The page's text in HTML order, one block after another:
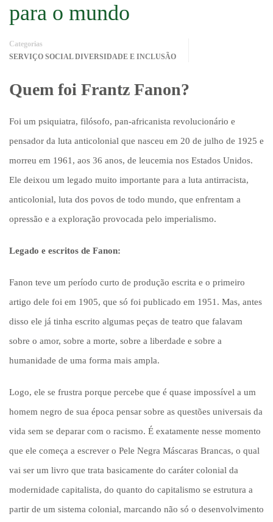
para o mundo
Categorias
SERVIÇO SOCIAL DIVERSIDADE E INCLUSÃO
Quem foi Frantz Fanon?
Foi um psiquiatra, filósofo, pan-africanista revolucionário e
pensador da luta anticolonial que nasceu em 20 de julho de 1925 e
morreu em 1961, aos 36 anos, de leucemia nos Estados Unidos.
Ele deixou um legado muito importante para a luta antirracista,
anticolonial, luta dos povos de todo mundo, que enfrentam a
opressão e a exploração provocada pelo imperialismo.
Legado e escritos de Fanon:
Fanon teve um período curto de produção escrita e o primeiro
artigo dele foi em 1905, que só foi publicado em 1951. Mas, antes
disso ele já tinha escrito algumas peças de teatro que falavam
sobre o amor, sobre a morte, sobre a liberdade e sobre a
humanidade de uma forma mais ampla.
Logo, ele se frustra porque percebe que é quase impossível a um
homem negro de sua época pensar sobre as questões universais da
vida sem se deparar com o racismo. É exatamente nesse momento
que ele começa a escrever o Pele Negra Máscaras Brancas, o qual
vai ser um livro que trata basicamente do caráter colonial da
modernidade capitalista, do quanto do capitalismo se estrutura a
partir de um sistema colonial, marcando não só o desenvolvimento